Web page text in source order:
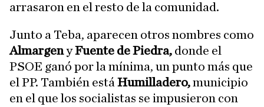
arrasaron en el resto de la comunidad.
Junto a Teba, aparecen otros nombres como
AlmargenyFuente de Piedra, donde el
PSOE ganó por la mínima, un punto más que
el PP. También está Humilladero,municipio
en el que los socialistas se impusieron con